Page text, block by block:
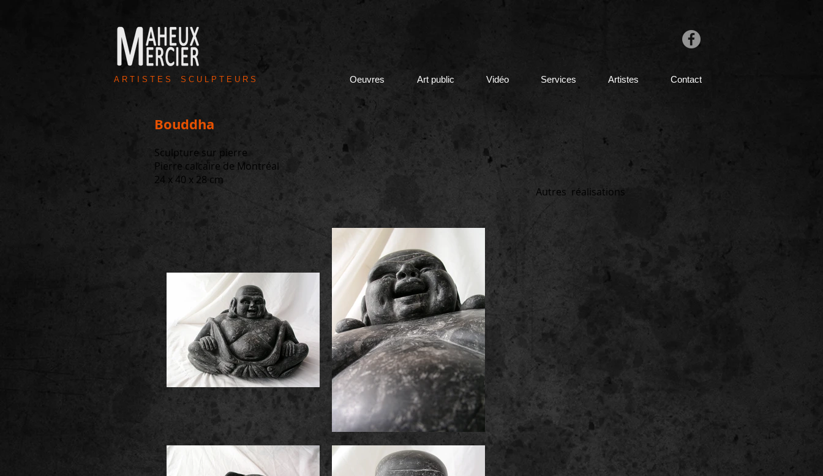
A R T I S T E S S C U L P T E U R S Oeuvres Art public Vidéo Services Artistes Contact
Bouddha
Sculpture sur pierre
Pierre calcaire de Montréal
24 x 40 x 28 cm
Autres réalisations